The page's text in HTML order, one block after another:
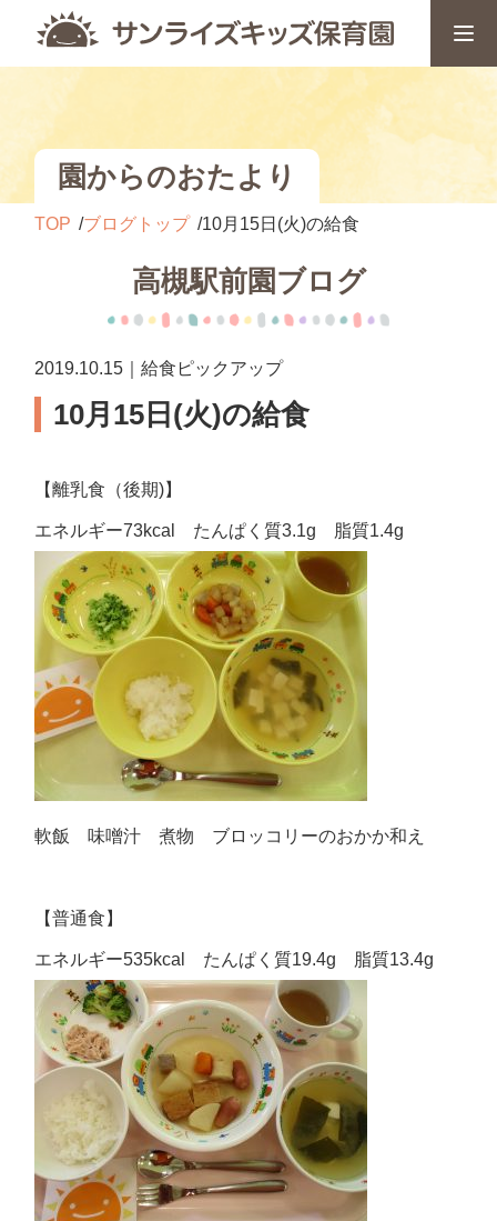
園からのおたより
TOP ブログトップ 10月15日(火)の給食
高槻駅前園ブログ
2019.10.15｜給食ピックアップ
10月15日(火)の給食
【離乳食（後期)】
エネルギー73kcal たんぱく質3.1g 脂質1.4g
軟飯 味噌汁 煮物 ブロッコリーのおかか和え
【普通食】
エネルギー535kcal たんぱく質19.4g 脂質13.4g